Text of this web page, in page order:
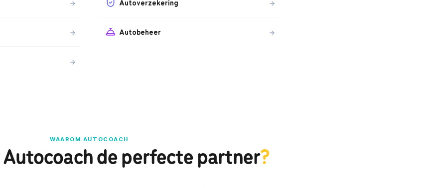
Autoverzekering
Autobeheer
WAAROM AUTOCOACH
de perfecte partner?